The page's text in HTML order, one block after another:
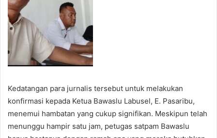
Kedatangan para jurnalis tersebut untuk melakukan
konfirmasi kepada Ketua Bawaslu Labusel, E. Pasaribu,
menemui hambatan yang cukup signifikan. Meskipun telah
menunggu hampir satu jam, petugas satpam Bawaslu